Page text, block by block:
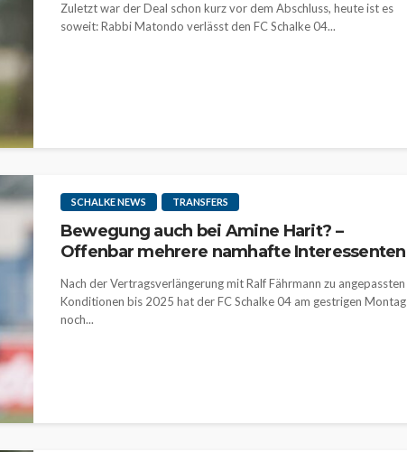
Zuletzt war der Deal schon kurz vor dem Abschluss, heute ist es
soweit: Rabbi Matondo verlässt den FC Schalke 04...
SCHALKE NEWS TRANSFERS
Bewegung auch bei Amine Harit? –
Offenbar mehrere namhafte Interessenten
Nach der Vertragsverlängerung mit Ralf Fährmann zu angepassten
Konditionen bis 2025 hat der FC Schalke 04 am gestrigen Montag
noch...